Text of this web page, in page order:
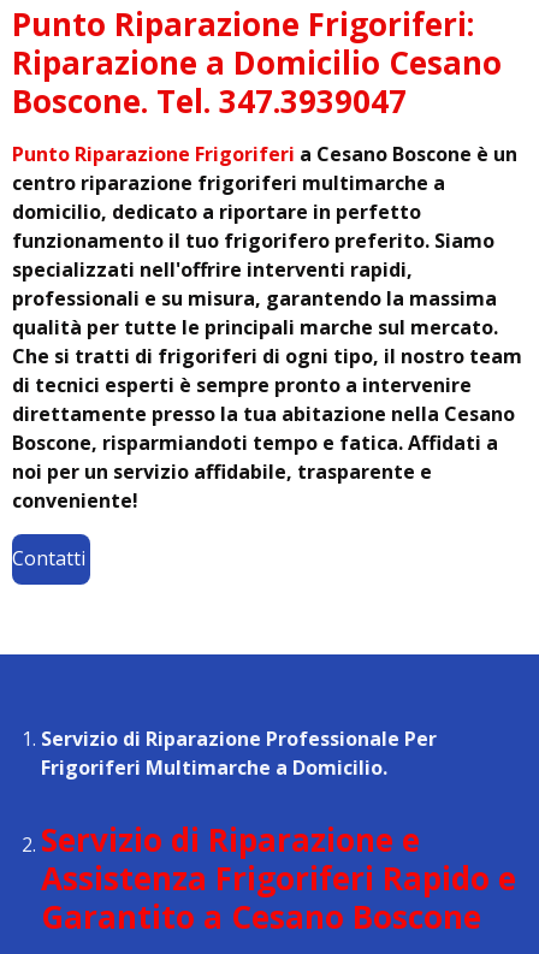
Punto Riparazione Frigoriferi:
Riparazione a Domicilio Cesano
Boscone. Tel. 347.3939047
Punto Riparazione Frigoriferi a Cesano Boscone è un
centro riparazione frigoriferi multimarche a
domicilio, dedicato a riportare in perfetto
funzionamento il tuo frigorifero preferito. Siamo
specializzati nell'offrire interventi rapidi,
professionali e su misura, garantendo la massima
qualità per tutte le principali marche sul mercato.
Che si tratti di frigoriferi di ogni tipo, il nostro team
di tecnici esperti è sempre pronto a intervenire
direttamente presso la tua abitazione nella Cesano
Boscone, risparmiandoti tempo e fatica. Affidati a
noi per un servizio affidabile, trasparente e
conveniente!
Contatti
Servizio di Riparazione Professionale Per
Frigoriferi Multimarche a Domicilio.
Servizio di Riparazione e
Assistenza Frigoriferi Rapido e
Garantito a Cesano Boscone